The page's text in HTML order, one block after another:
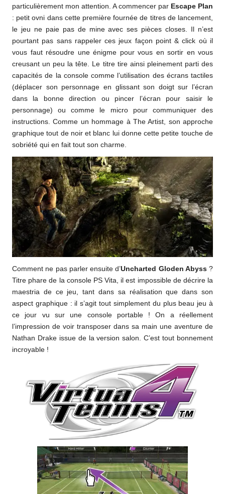
particulièrement mon attention. A commencer par Escape Plan
: petit ovni dans cette première fournée de titres de lancement,
le jeu ne paie pas de mine avec ses pièces closes. Il n’est
pourtant pas sans rappeler ces jeux façon point & click où il
vous faut résoudre une énigme pour vous en sortir en vous
creusant un peu la tête. Le titre tire ainsi pleinement parti des
capacités de la console comme l’utilisation des écrans tactiles
(déplacer son personnage en glissant son doigt sur l’écran
dans la bonne direction ou pincer l’écran pour saisir le
personnage) ou comme le micro pour communiquer des
instructions. Comme un hommage à The Artist, son approche
graphique tout de noir et blanc lui donne cette petite touche de
sobriété qui en fait tout son charme.
Comment ne pas parler ensuite d’Uncharted Gloden Abyss?
Titre phare de la console PS Vita, il est impossible de décrire la
maestria de ce jeu, tant dans sa réalisation que dans son
aspect graphique : il s’agit tout simplement du plus beau jeu à
ce jour vu sur une console portable ! On a réellement
l’impression de voir transposer dans sa main une aventure de
Nathan Drake issue de la version salon. C’est tout bonnement
incroyable !